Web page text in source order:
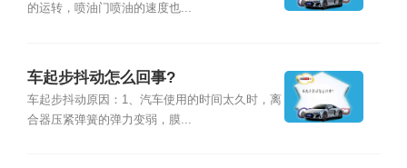
的运转，喷油门喷油的速度也...
车起步抖动怎么回事?
车起步抖动原因：1、汽车使用的时间太久时，离
合器压紧弹簧的弹力变弱，膜...